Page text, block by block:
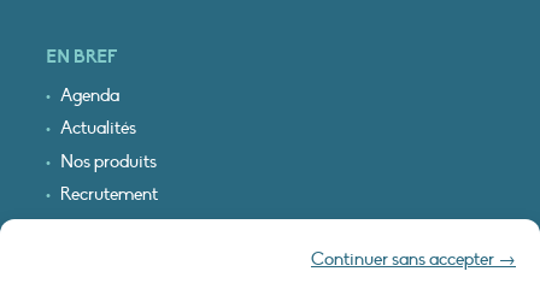
Continuer sans accepter →
EN BREF
Agenda
Actualités
Nos produits
Recrutement